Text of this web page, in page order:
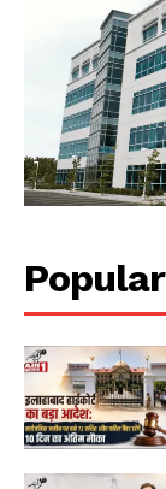
Popular